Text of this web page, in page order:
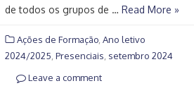
de todos os grupos de … Read More »
Ações de Formação Ano letivo
2024/2025, Presenciais, setembro 2024
Leave a comment